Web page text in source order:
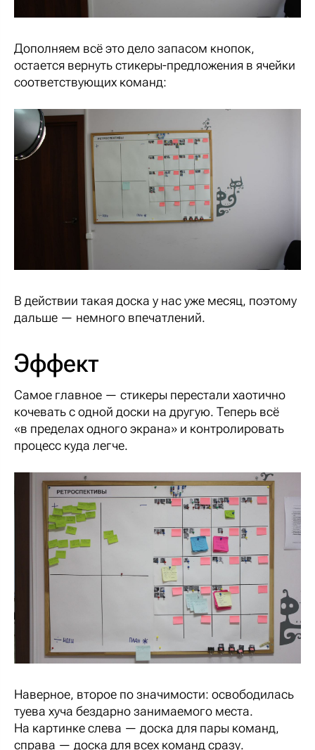
Дополняем всё это дело запасом кнопок,
остается вернуть стикеры-предложения в ячейки
соответствующих команд:
В действии такая доска у нас уже месяц, поэтому
дальше — немного впечатлений.
Эффект
Самое главное — стикеры перестали хаотично
кочевать с одной доски на другую. Теперь всё
«в пределах одного экрана» и контролировать
процесс куда легче.
Наверное, второе по значимости: освободилась
туева хуча бездарно занимаемого места.
На картинке слева — доска для пары команд,
справа — доска для всех команд сразу.